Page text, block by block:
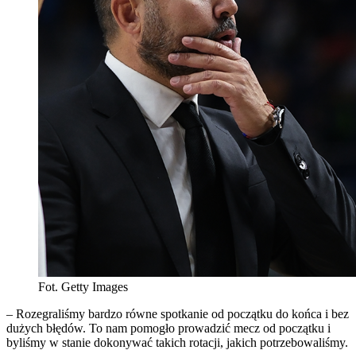
Fot. Getty Images
– Rozegraliśmy bardzo równe spotkanie od początku do końca i bez
dużych błędów. To nam pomogło prowadzić mecz od początku i
byliśmy w stanie dokonywać takich rotacji, jakich potrzebowaliśmy.